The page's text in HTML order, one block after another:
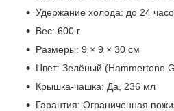
Удержание холода: до 24
Вес: 600 г
Размеры: 9 × 9 × 30 см
Цвет: Зелёный (Hammertone
Крышка-чашка: Да, 236 мл
Гарантия: Ограниченная